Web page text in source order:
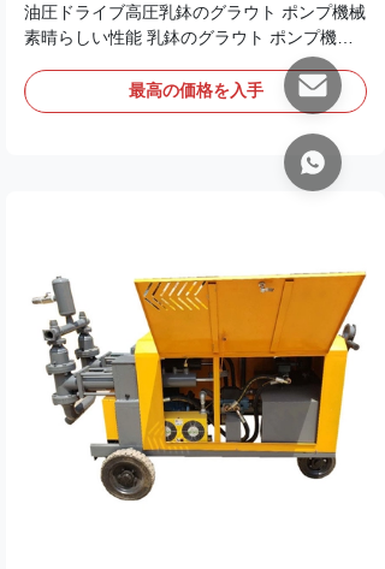
油圧ドライブ高圧乳鉢のグラウト ポンプ機械
素晴らしい性能 乳鉢のグラウト ポンプ機械
乳鉢のグラウト ポンプ機械の細部: 1. ギヤは
のVベルトそして組クランク軸にモーターの
回転式動きを送信する。連接棒およびクロス
ヘッドは交換することを割り当てる。変速機
は閉鎖して、使用されている可動部分に油を
差すのにはねかける。2。乳鉢はポンプ シリ
は電気自動制御の安全装置を採用する。4。
空気部屋圧力が評価される働く圧力を超過す
るとき自動的にモーターを停止するために、
主要な回路主要な回路は制...
最高の価格を入手